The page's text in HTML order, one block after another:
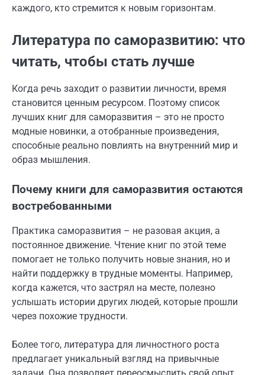
каждого, кто стремится к новым горизонтам.
Литература по саморазвитию: что
читать, чтобы стать лучше
Когда речь заходит о развитии личности, время
становится ценным ресурсом. Поэтому список
лучших книг для саморазвития – это не просто
модные новинки, а отобранные произведения,
способные реально повлиять на внутренний мир и
образ мышления.
Почему книги для саморазвития остаются
востребованными
Практика саморазвития – не разовая акция, а
постоянное движение. Чтение книг по этой теме
помогает не только получить новые знания, но и
найти поддержку в трудные моменты. Например,
когда кажется, что застрял на месте, полезно
услышать истории других людей, которые прошли
через похожие трудности.
Более того, литература для личностного роста
предлагает уникальный взгляд на привычные